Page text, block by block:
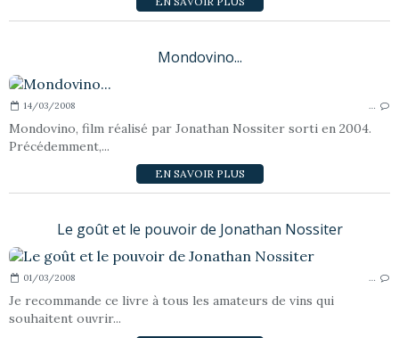
Mondovino...
14/03/2008 …
Mondovino, film réalisé par Jonathan Nossiter sorti en 2004.
Précédemment,...
EN SAVOIR PLUS
Le goût et le pouvoir de Jonathan Nossiter
01/03/2008 …
Je recommande ce livre à tous les amateurs de vins qui
souhaitent ouvrir...